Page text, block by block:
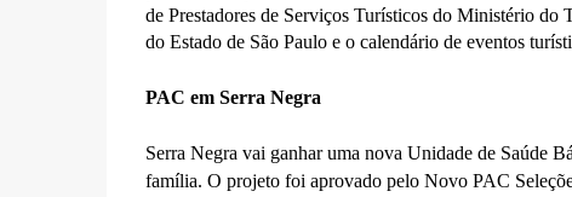
de Prestadores de Serviços Turísticos do Ministério do
do Estado de São Paulo e o calendário de eventos
PAC em Serra Negra
Serra Negra vai ganhar uma nova Unidade de Saúde
família. O projeto foi aprovado pelo Novo PAC